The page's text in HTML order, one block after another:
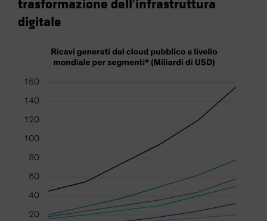
trasformazione dell'infrastruttura
digitale